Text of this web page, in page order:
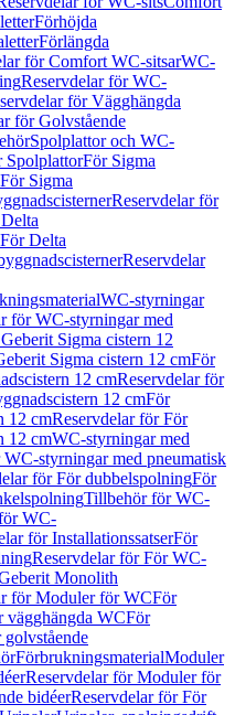
Förhöjda
Förlängda
för Comfort WC-sitsarWC-
Reservdelar för WC-
för Vägghängda
för Golvstående
Spolplattor och WC-
SpolplattorFör Sigma
Sigma
Reservdelar för
Delta
Reservdelar
WC-styrningar
för WC-styrningar med
Sigma cistern 12
Sigma cistern 12 cmFör
12 cmReservdelar för
12 cmFör
12 cmReservdelar för För
12 cmWC-styrningar med
styrningar med pneumatisk
för För dubbelspolningFör
Tillbehör för WC-
WC-
för InstallationssatserFör
Reservdelar för För WC-
Monolith
för Moduler för WCFör
vägghängda WCFör
FörbrukningsmaterialModuler
Reservdelar för Moduler för
bidéerReservdelar för För